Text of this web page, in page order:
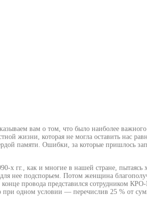
вам о том, что было наиболее
жизни, которая не могла оставить
памяти. Ошибки, за которые пришлось
х гг., как и многие в нашей стране,
нее подспорьем. Потом женщина
конце провода представился
одном условии — перечислив 25 % от